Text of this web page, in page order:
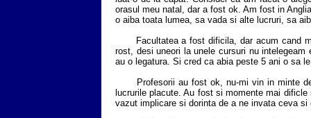
orasul meu natal, dar a fost ok. Am fost in
o aiba toata lumea, sa vada si alte lucruri, sa
Facultatea a fost dificila, dar acum cand
rost, desi uneori la unele cursuri nu
au o legatura. Si cred ca abia peste 5 ani o sa
Profesorii au fost ok, nu-mi vin in minte
lucrurile placute. Au fost si momente mai
vazut implicare si dorinta de a ne invata ceva si